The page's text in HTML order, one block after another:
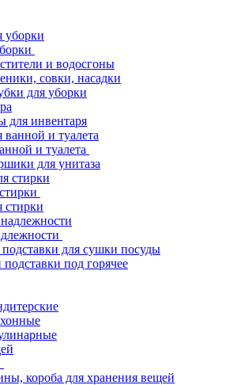
и водосгоны
совки, насадки
для уборки
для инвентаря
и туалета
для унитаза
для сушки посуды
под горячее
короба для хранения вещей